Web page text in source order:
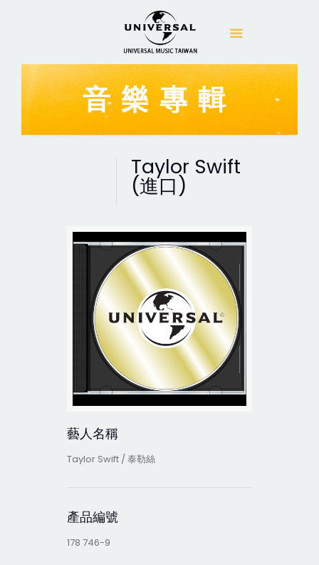
音樂專輯
Taylor Swift
(進口)
藝人名稱
Taylor Swift / 泰勒絲
產品編號
178 746-9